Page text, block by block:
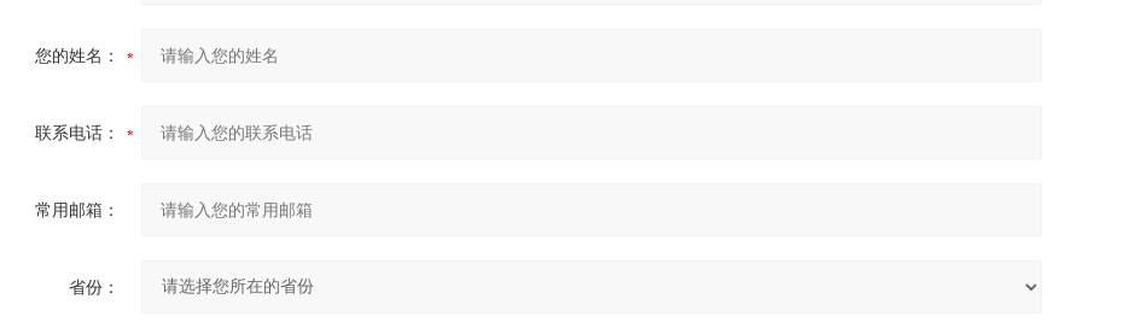
您的姓名：
联系电话：
常用邮箱：
省份：